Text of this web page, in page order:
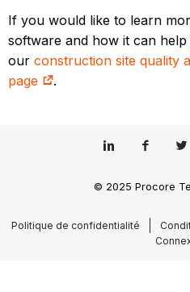
If you would like to learn
software and how it can
ourconstruction site quality
page
.
© 2025 Procore
Politique de confidentialité